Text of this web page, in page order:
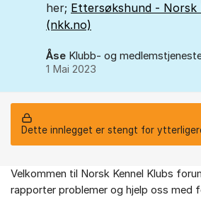
her; Ettersøkshund - Norsk
(nkk.no)
Åse Klubb- og
1 Mai 2023
Dette innlegget er stengt for
Om forumet
Velkommen til Norsk Kennel Klubs
rapporter problemer og hjelp oss med